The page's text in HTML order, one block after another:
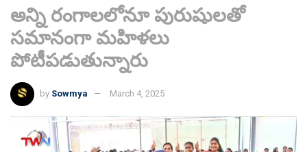
అన్ని రంగాలలోనూ పురుషులతో
సమానంగా మహిళలు
పోటీపడుతున్నారు
by Sowmya March 4, 2025